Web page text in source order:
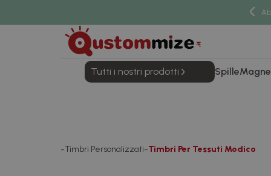
Tutti i nostri prodotti Spille
Timbri Personalizzati Timbri Per Tessuti Modico